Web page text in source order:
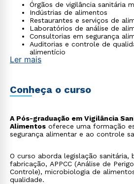
Órgãos de vigilância sanitária
Indústrias de alimentos
Restaurantes e serviços de
Laboratórios de análise de
Consultorias em segurança
Auditorias e controle de
alimentício
Ler mais
Conheça o curso
A Pós-graduação em Vigilância
Alimentos oferece uma formação
segurança alimentar e ao controle
O curso aborda legislação sanitária,
fabricação, APPCC (Análise de
Controle), microbiologia de
qualidade.